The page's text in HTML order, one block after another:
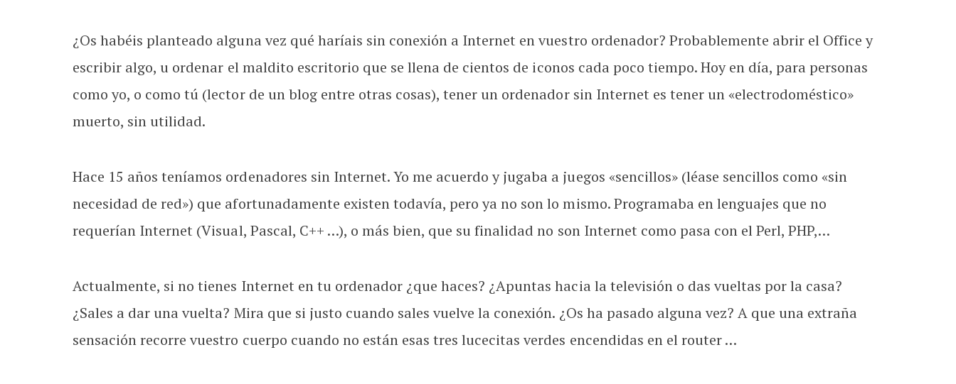
¿Os habéis planteado alguna vez qué haríais sin conexión a Internet en vuestro ordenador? Probablemente abrir el Office y
escribir algo, u ordenar el maldito escritorio que se llena de cientos de iconos cada poco tiempo. Hoy en día, para personas
como yo, o como tú (lector de un blog entre otras cosas), tener un ordenador sin Internet es tener un «electrodoméstico»
muerto, sin utilidad.
Hace 15 años teníamos ordenadores sin Internet. Yo me acuerdo y jugaba a juegos «sencillos» (léase sencillos como «sin
necesidad de red») que afortunadamente existen todavía, pero ya no son lo mismo. Programaba en lenguajes que no
requerían Internet (Visual, Pascal, C++ …), o más bien, que su finalidad no son Internet como pasa con el Perl, PHP,…
Actualmente, si no tienes Internet en tu ordenador ¿que haces? ¿Apuntas hacia la televisión o das vueltas por la casa?
¿Sales a dar una vuelta? Mira que si justo cuando sales vuelve la conexión. ¿Os ha pasado alguna vez? A que una extraña
sensación recorre vuestro cuerpo cuando no están esas tres lucecitas verdes encendidas en el router …